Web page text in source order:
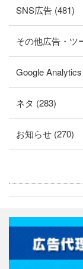
SNS広告 (481)
その他広告・ツ
Google
ネタ (283)
お知らせ (270)